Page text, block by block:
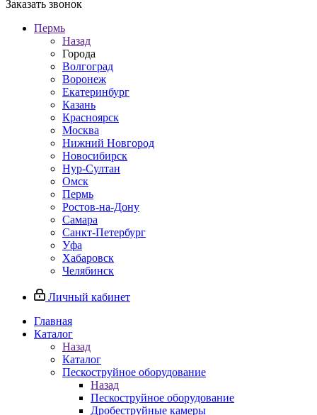
Заказать звонок
Пермь
Назад
Города
Волгоград
Воронеж
Екатеринбург
Казань
Красноярск
Москва
Нижний Новгород
Новосибирск
Нур-Султан
Омск
Пермь
Ростов-на-Дону
Самара
Санкт-Петербург
Уфа
Хабаровск
Челябинск
Личный кабинет
Главная
Каталог
Назад
Каталог
Пескоструйное оборудование
Назад
Пескоструйное оборудование
Дробеструйные камеры